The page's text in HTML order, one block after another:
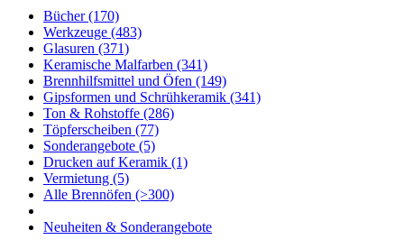
Bücher(170)
Werkzeuge (483)
Glasuren (371)
Keramische Malfarben (341)
Brennhilfsmittel und Öfen (149)
Gipsformen und Schrühkeramik (341)
Ton & Rohstoffe (286)
Töpferscheiben (77)
Sonderangebote (5)
Drucken auf Keramik (1)
Vermietung (5)
Alle Brennöfen (>300)
Neuheiten & Sonderangebote